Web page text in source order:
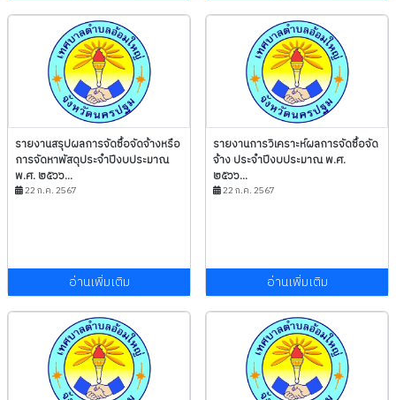
รายงานสรุปผลการจัดซื้อจัดจ้างหรือ
การจัดหาพัสดุประจำปีงบประมาณ
พ.ศ. ๒๕๖๖...
22 ก.ค. 2567
อ่านเพิ่มเติม
รายงานการวิเคราะห์ผลการจัดซื้อจัด
จ้าง ประจําปีงบประมาณ พ.ศ.
๒๕๖๖...
22 ก.ค. 2567
อ่านเพิ่มเติม